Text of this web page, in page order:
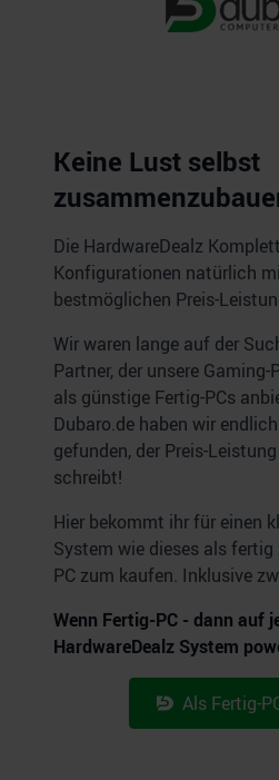
Keine Lust selbst
Die HardwareDealz
Konfigurationen natürlich
bestmöglichen Preis-
Wir waren lange auf der
Partner, der unsere
als günstige Fertig-PCs
Dubaro.de haben wir
gefunden, der Preis-
schreibt!
Hier bekommt ihr für einen
System wie dieses als
PC zum kaufen. Inklusive
Wenn Fertig-PC - dann auf
HardwareDealz System
Als Fertig-